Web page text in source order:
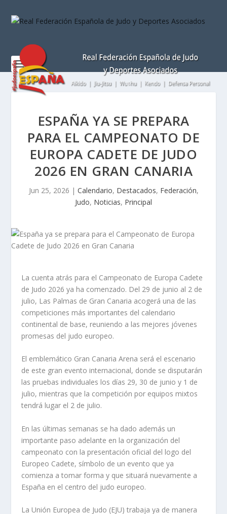
este
incluye
sistema
ESPAÑA YA SE PREPARA
PARA EL CAMPEONATO DE
EUROPA CADETE DE JUDO
2026 EN GRAN CANARIA
Jun 25, 2026 | Calendario, Destacados, Federación,
Judo, Noticias, Principal
La cuenta atrás para el Campeonato de Europa Cadete
de Judo 2026 ya ha comenzado. Del 29 de junio al 2 de
julio, Las Palmas de Gran Canaria acogerá una de las
competiciones más importantes del calendario
continental de base, reuniendo a las mejores jóvenes
promesas del judo europeo.
El emblemático Gran Canaria Arena será el escenario
de este gran evento internacional, donde se disputarán
las pruebas individuales los días 29, 30 de junio y 1 de
julio, mientras que la competición por equipos mixtos
tendrá lugar el 2 de julio.
En las últimas semanas se ha dado además un
importante paso adelante en la organización del
campeonato con la presentación oficial del logo del
Europeo Cadete, símbolo de un evento que ya
comienza a tomar forma y que situará nuevamente a
España en el centro del judo europeo.
La Unión Europea de Judo (EJU) trabaja ya de manera